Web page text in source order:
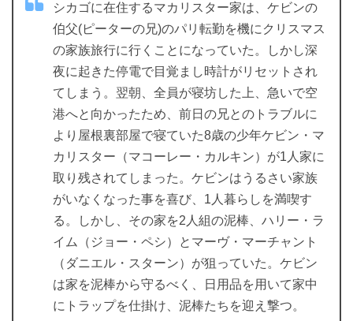
シカゴに在住するマカリスター家は、ケビンの
伯父(ピーターの兄)のパリ転勤を機にクリスマス
の家族旅行に行くことになっていた。しかし深
夜に起きた停電で目覚まし時計がリセットされ
てしまう。翌朝、全員が寝坊した上、急いで空
港へと向かったため、前日の兄とのトラブルに
より屋根裏部屋で寝ていた8歳の少年ケビン・マ
カリスター（マコーレー・カルキン）が1人家に
取り残されてしまった。ケビンはうるさい家族
がいなくなった事を喜び、1人暮らしを満喫す
る。しかし、その家を2人組の泥棒、ハリー・ラ
イム（ジョー・ペシ）とマーヴ・マーチャント
（ダニエル・スターン）が狙っていた。ケビン
は家を泥棒から守るべく、日用品を用いて家中
にトラップを仕掛け、泥棒たちを迎え撃つ。